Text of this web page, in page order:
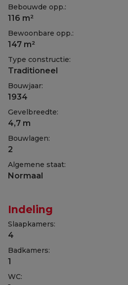
Bebouwde opp.:
116 m²
Bewoonbare opp.:
147 m²
Type constructie:
Traditioneel
Bouwjaar:
1934
Gevelbreedte:
4,7 m
Bouwlagen:
2
Algemene staat:
Normaal
Indeling
Slaapkamers:
4
Badkamers:
1
WC: